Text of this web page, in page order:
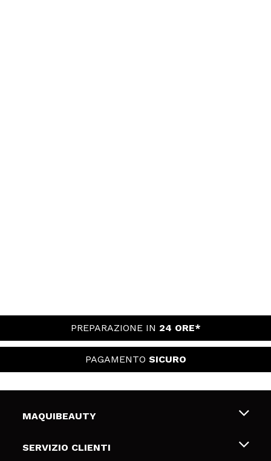
PREPARAZIONE IN 24 ORE*
PAGAMENTO SICURO
MAQUIBEAUTY
Chi siamo
SERVIZIO CLIENTI